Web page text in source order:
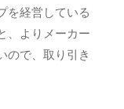
を経営している
、よりメーカー
ので、取り引き